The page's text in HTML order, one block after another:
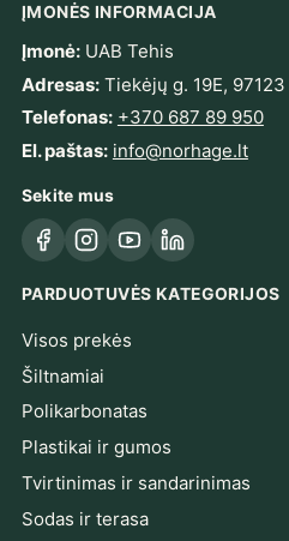
ĮMONĖS INFORMACIJA
Įmonė:UAB Tehis
Adresas:Tiekėjų g. 19E,
Telefonas: +370 687 89 950
El. paštas: info@norhage.lt
Sekite mus
FacebookInstagram
YouTubeLinkedIn
PARDUOTUVĖS KATEGORIJOS
Visos prekės
Šiltnamiai
Polikarbonatas
Plastikai ir gumos
Tvirtinimas ir sandarinimas
Sodas ir terasa